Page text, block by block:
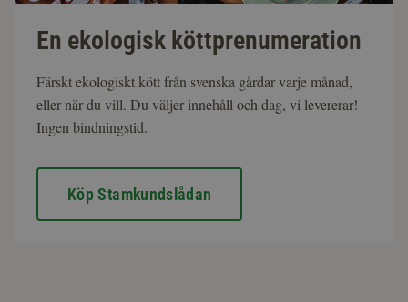
En ekologisk köttprenumeration
Färskt ekologiskt kött från svenska gårdar varje månad,
eller när du vill. Du väljer innehåll och dag, vi levererar!
Ingen bindningstid.
Köp Stamkundslådan